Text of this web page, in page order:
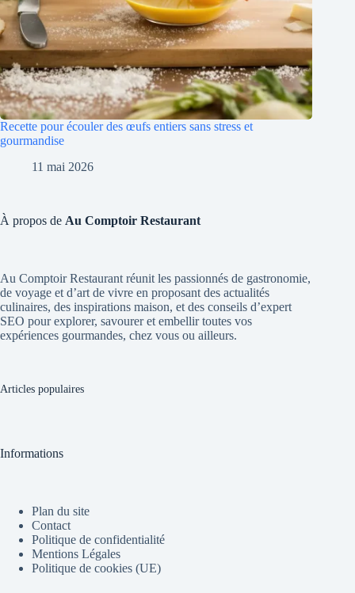
Recette pour écouler des œufs entiers sans stress et
gourmandise
11 mai 2026
À propos de Au Comptoir Restaurant
Au Comptoir Restaurant réunit les passionnés de gastronomie,
de voyage et d’art de vivre en proposant des actualités
culinaires, des inspirations maison, et des conseils d’expert
SEO pour explorer, savourer et embellir toutes vos
expériences gourmandes, chez vous ou ailleurs.
Articles populaires
Informations
Plan du site
Contact
Politique de confidentialité
Mentions Légales
Politique de cookies (UE)